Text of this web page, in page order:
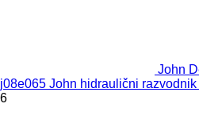
John
j08e065 John hidraulični
6